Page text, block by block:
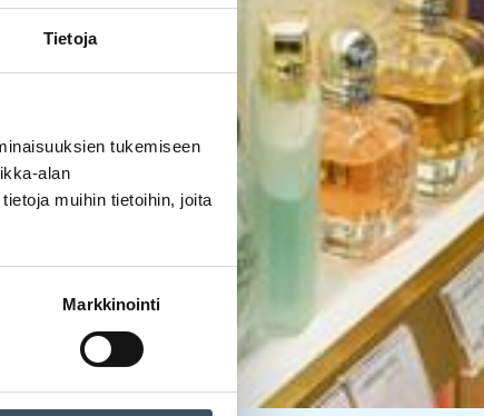
Tietoja
tukemiseen
alan
muihin tietoihin, joita
Markkinointi